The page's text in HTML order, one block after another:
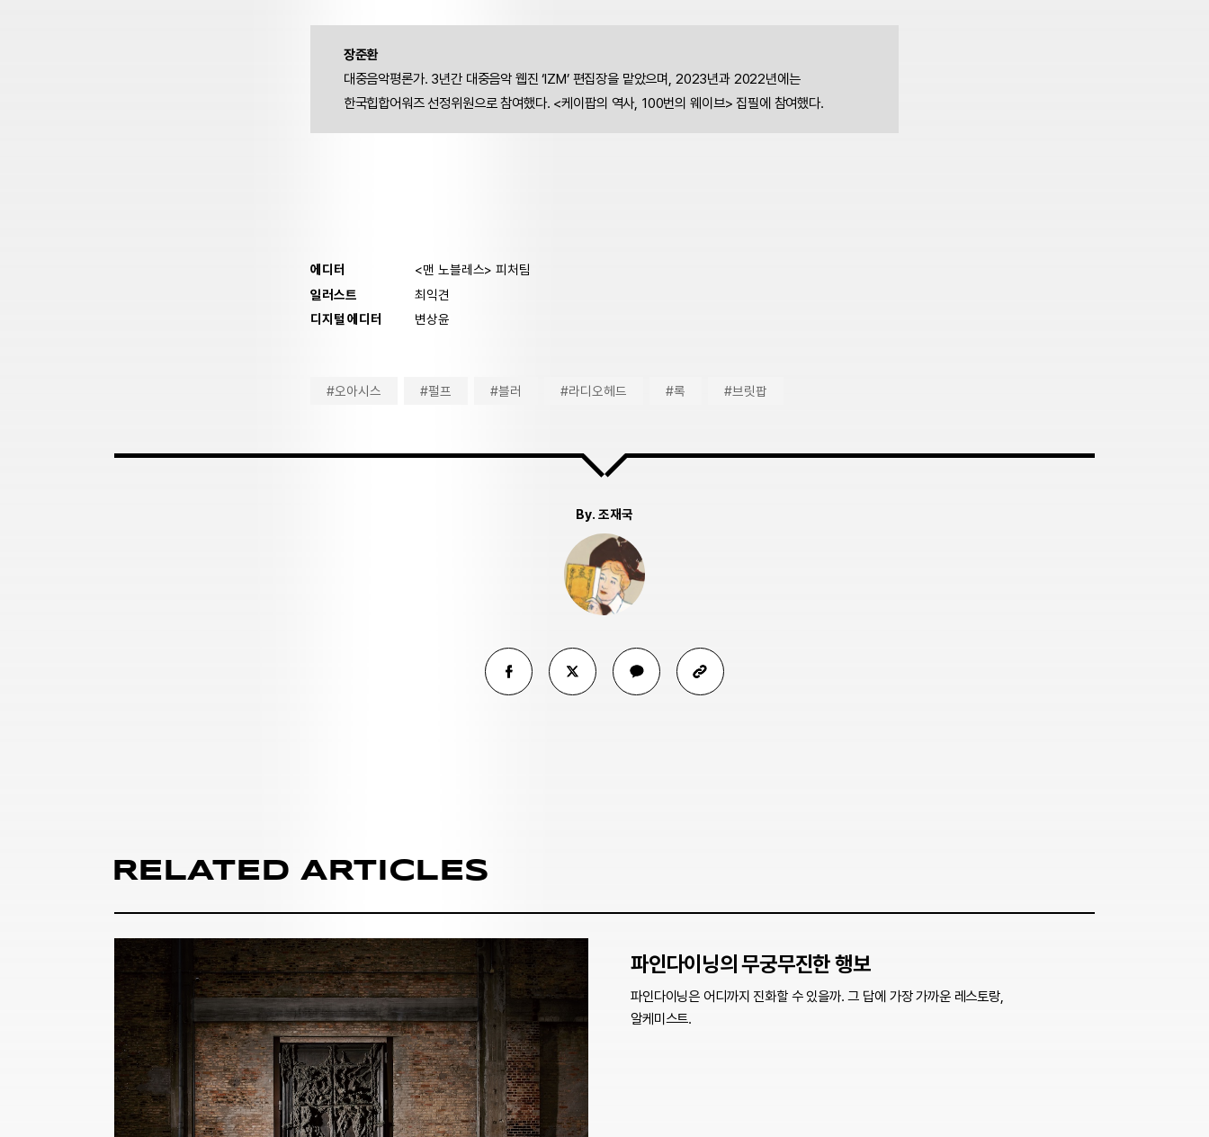
장준환
대중음악평론가. 3년간 대중음악 웹진 ‘IZM’ 편집장을 맡았으며, 2023년과 2022년에는
한국힙합어워즈 선정위원으로 참여했다. <케이팝의 역사, 100번의 웨이브> 집필에 참여했다.
에디터
<맨 노블레스> 피처팀
일러스트
최익견
디지털 에디터
변상윤
#오아시스 #펄프 #블러 #라디오헤드 #록 #브릿팝
By. 조재국
RELATED ARTICLES
파인다이닝의 무궁무진한 행보
파인다이닝은 어디까지 진화할 수 있을까. 그 답에 가장 가까운 레스토랑,
알케미스트.